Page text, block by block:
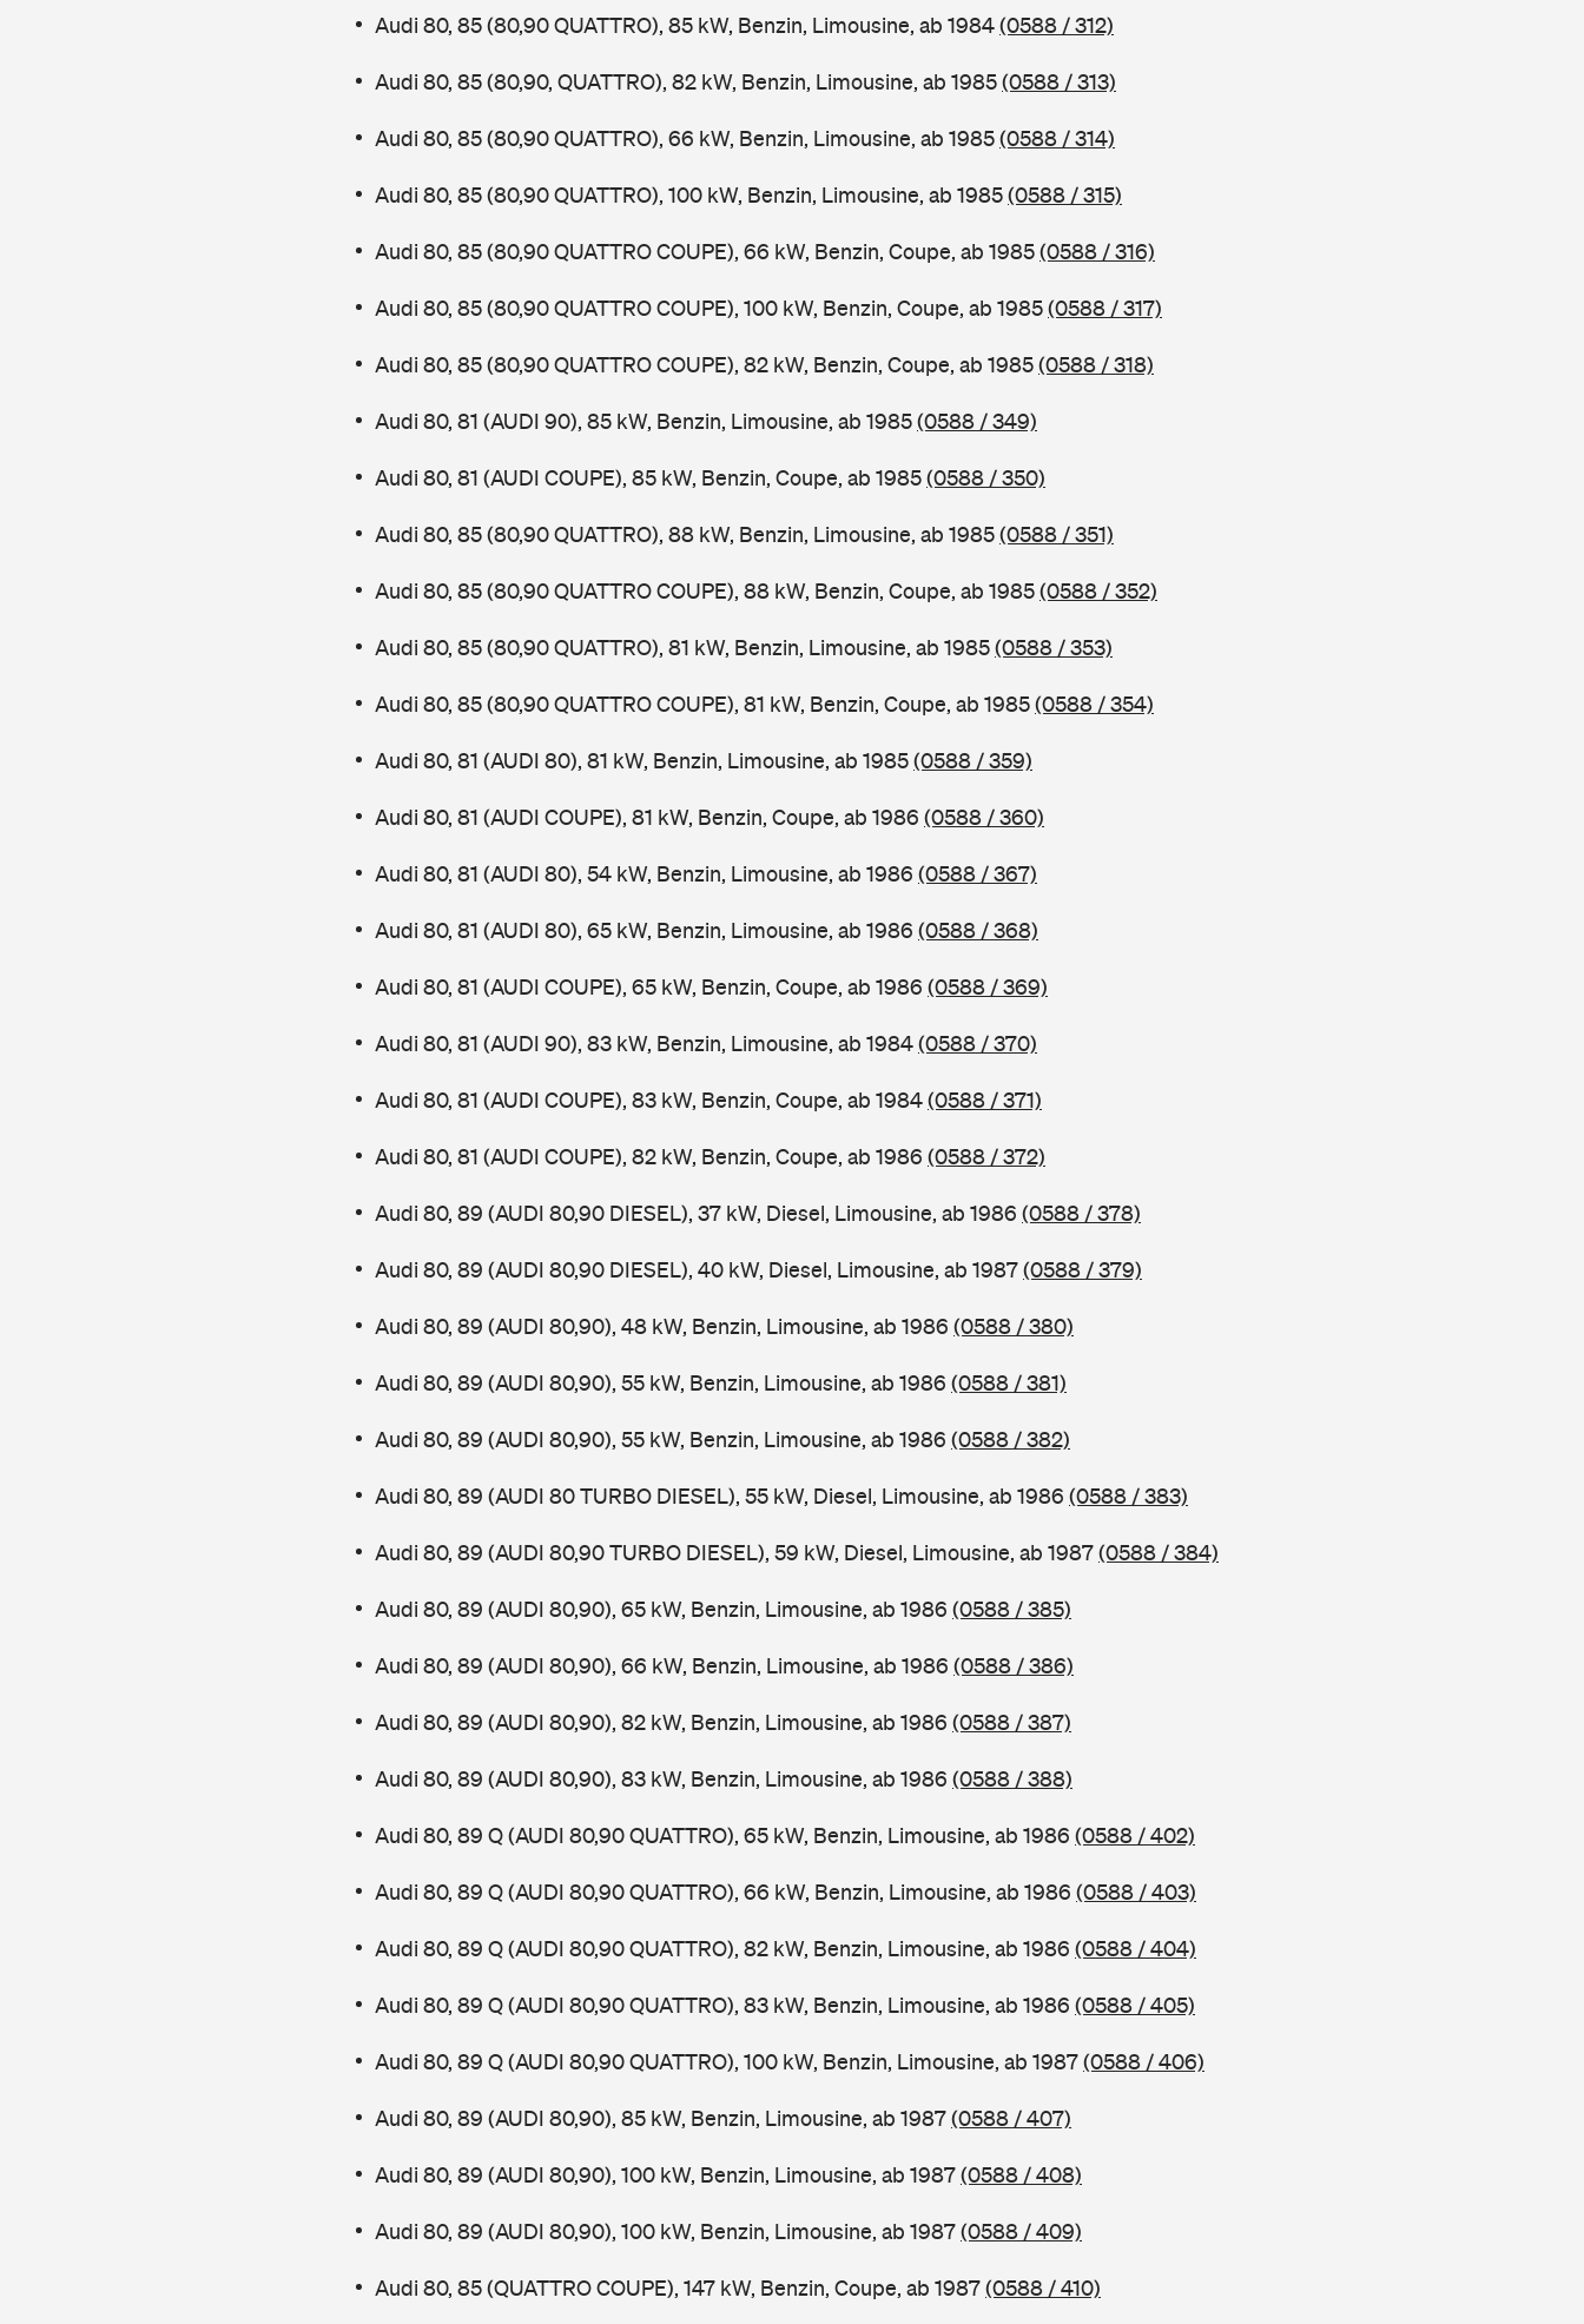
Audi 80, 85 (80,90 QUATTRO), 85 kW, Benzin, Limousine, ab 1984(0588 / 312)
Audi 80, 85 (80,90, QUATTRO), 82 kW, Benzin, Limousine, ab 1985(0588 / 313)
Audi 80, 85 (80,90 QUATTRO), 66 kW, Benzin, Limousine, ab 1985(0588 / 314)
Audi 80, 85 (80,90 QUATTRO), 100 kW, Benzin, Limousine, ab 1985(0588 / 315)
Audi 80, 85 (80,90 QUATTRO COUPE), 66 kW, Benzin, Coupe, ab 1985(0588 / 316)
Audi 80, 85 (80,90 QUATTRO COUPE), 100 kW, Benzin, Coupe, ab 1985(0588 / 317)
Audi 80, 85 (80,90 QUATTRO COUPE), 82 kW, Benzin, Coupe, ab 1985(0588 / 318)
Audi 80, 81 (AUDI 90), 85 kW, Benzin, Limousine, ab 1985(0588 / 349)
Audi 80, 81 (AUDI COUPE), 85 kW, Benzin, Coupe, ab 1985(0588 / 350)
Audi 80, 85 (80,90 QUATTRO), 88 kW, Benzin, Limousine, ab 1985(0588 / 351)
Audi 80, 85 (80,90 QUATTRO COUPE), 88 kW, Benzin, Coupe, ab 1985(0588 / 352)
Audi 80, 85 (80,90 QUATTRO), 81 kW, Benzin, Limousine, ab 1985(0588 / 353)
Audi 80, 85 (80,90 QUATTRO COUPE), 81 kW, Benzin, Coupe, ab 1985(0588 / 354)
Audi 80, 81 (AUDI 80), 81 kW, Benzin, Limousine, ab 1985(0588 / 359)
Audi 80, 81 (AUDI COUPE), 81 kW, Benzin, Coupe, ab 1986 (0588 / 360)
Audi 80, 81 (AUDI 80), 54 kW, Benzin, Limousine, ab 1986 (0588 / 367)
Audi 80, 81 (AUDI 80), 65 kW, Benzin, Limousine, ab 1986 (0588 / 368)
Audi 80, 81 (AUDI COUPE), 65 kW, Benzin, Coupe, ab 1986 (0588 / 369)
Audi 80, 81 (AUDI 90), 83 kW, Benzin, Limousine, ab 1984(0588 / 370)
Audi 80, 81 (AUDI COUPE), 83 kW, Benzin, Coupe, ab 1984(0588 / 371)
Audi 80, 81 (AUDI COUPE), 82 kW, Benzin, Coupe, ab 1986 (0588 / 372)
Audi 80, 89 (AUDI 80,90 DIESEL), 37 kW, Diesel, Limousine, ab 1986 (0588 / 378)
Audi 80, 89 (AUDI 80,90 DIESEL), 40 kW, Diesel, Limousine, ab 1987(0588 / 379)
Audi 80, 89 (AUDI 80,90), 48 kW, Benzin, Limousine, ab 1986 (0588 / 380)
Audi 80, 89 (AUDI 80,90), 55 kW, Benzin, Limousine, ab 1986 (0588 / 381)
Audi 80, 89 (AUDI 80,90), 55 kW, Benzin, Limousine, ab 1986 (0588 / 382)
Audi 80, 89 (AUDI 80 TURBO DIESEL), 55 kW, Diesel, Limousine, ab 1986 (0588 / 383)
Audi 80, 89 (AUDI 80,90 TURBO DIESEL), 59 kW, Diesel, Limousine, ab 1987(0588 / 384)
Audi 80, 89 (AUDI 80,90), 65 kW, Benzin, Limousine, ab 1986 (0588 / 385)
Audi 80, 89 (AUDI 80,90), 66 kW, Benzin, Limousine, ab 1986 (0588 / 386)
Audi 80, 89 (AUDI 80,90), 82 kW, Benzin, Limousine, ab 1986 (0588 / 387)
Audi 80, 89 (AUDI 80,90), 83 kW, Benzin, Limousine, ab 1986 (0588 / 388)
Audi 80, 89 Q (AUDI 80,90 QUATTRO), 65 kW, Benzin, Limousine, ab 1986 (0588 / 402)
Audi 80, 89 Q (AUDI 80,90 QUATTRO), 66 kW, Benzin, Limousine, ab 1986 (0588 / 403)
Audi 80, 89 Q (AUDI 80,90 QUATTRO), 82 kW, Benzin, Limousine, ab 1986 (0588 / 404)
Audi 80, 89 Q (AUDI 80,90 QUATTRO), 83 kW, Benzin, Limousine, ab 1986 (0588 / 405)
Audi 80, 89 Q (AUDI 80,90 QUATTRO), 100 kW, Benzin, Limousine, ab 1987(0588 / 406)
Audi 80, 89 (AUDI 80,90), 85 kW, Benzin, Limousine, ab 1987(0588 / 407)
Audi 80, 89 (AUDI 80,90), 100 kW, Benzin, Limousine, ab 1987(0588 / 408)
Audi 80, 89 (AUDI 80,90), 100 kW, Benzin, Limousine, ab 1987(0588 / 409)
Audi 80, 85 (QUATTRO COUPE), 147 kW, Benzin, Coupe, ab 1987(0588 / 410)